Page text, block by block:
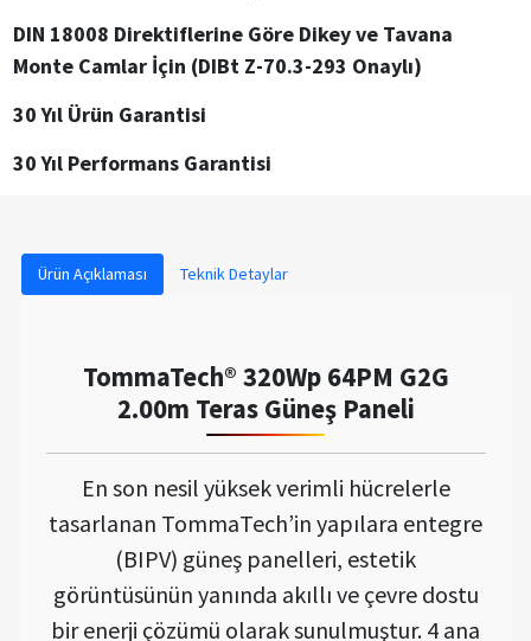
DIN 18008 Direktiflerine Göre Dikey ve Tavana
Monte Camlar İçin (DIBt Z-70.3-293 Onaylı)
30 Yıl Ürün Garantisi
30 Yıl Performans Garantisi
Ürün Açıklaması Teknik Detaylar
TommaTech® 320Wp 64PM G2G
2.00m Teras Güneş Paneli
En son nesil yüksek verimli hücrelerle
tasarlanan TommaTech’in yapılara entegre
(BIPV) güneş panelleri, estetik
görüntüsünün yanında akıllı ve çevre dostu
bir enerji çözümü olarak sunulmuştur. 4 ana